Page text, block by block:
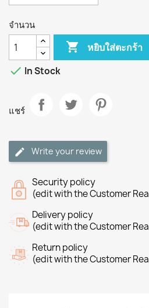
จำนวน
 หยิบใส่ตะกร้า
 In Stock
แชร์
Write your review
Security policy
(edit with the Customer
Delivery policy
(edit with the Customer
Return policy
(edit with the Customer